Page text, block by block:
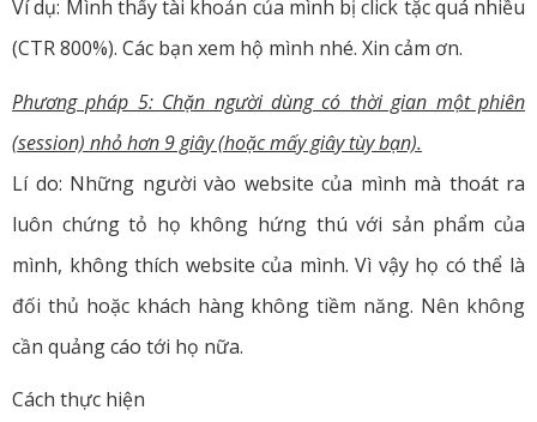
Ví dụ: Mình thấy tài khoản của mình bị click tặc quá nhiều
(CTR 800%). Các bạn xem hộ mình nhé. Xin cảm ơn.
Phương pháp 5: Chặn người dùng có thời gian một phiên
(session) nhỏ hơn 9 giây (hoặc mấy giây tùy bạn).
Lí do: Những người vào website của mình mà thoát ra
luôn chứng tỏ họ không hứng thú với sản phẩm của
mình, không thích website của mình. Vì vậy họ có thể là
đối thủ hoặc khách hàng không tiềm năng. Nên không
cần quảng cáo tới họ nữa.
Cách thực hiện